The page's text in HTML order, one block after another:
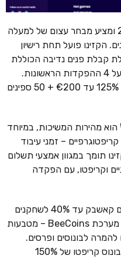
Wazbee Casino הושק בשנת 2024 ומציע מבחר עצום של למעלה
40 ספקים שונים. הקזינו פועל תחת רישיון
קבלת פנים נדיבה הכוללת
בונוס עד 280% ו-230 ספינים חינם על 4 ההפקדות הראשונות.
ההפקדה הראשונה מזכה בבונוס של 125% עד €200 + 50 ספינים
אחד היתרונות הבולטים של Wazbee הוא מהירות המשיכות, במיוחד
– זמני עיבוד
עד 34 שעות. הקזינו תומך במגוון אמצעי תשלום
וקריפטו, עם הפקדה
Wazbee מציע תוכנית VIP מקיפה עם קאשבק עד 40% לשחקנים
ברמות הגבוהות. בנוסף, הקזינו מציע מערכת BeeCoins – מטבעות
להמרה לבונוסים ופרסים.
לשחקנים קבועים יש גם בונוסי רילוד, בונוס קריפטו של 150%